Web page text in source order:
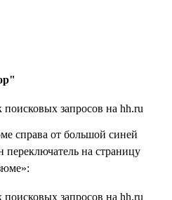
справа от большой синей
на страницу